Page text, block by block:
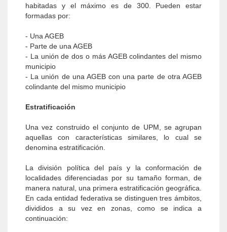
habitadas y el máximo es de 300. Pueden estar
formadas por:
- Una AGEB
- Parte de una AGEB
- La unión de dos o más AGEB colindantes del mismo
municipio
- La unión de una AGEB con una parte de otra AGEB
colindante del mismo municipio
Estratificación
Una vez construido el conjunto de UPM, se agrupan
aquellas con características similares, lo cual se
denomina estratificación.
La división política del país y la conformación de
localidades diferenciadas por su tamaño forman, de
manera natural, una primera estratificación geográfica.
En cada entidad federativa se distinguen tres ámbitos,
divididos a su vez en zonas, como se indica a
continuación: